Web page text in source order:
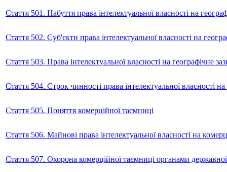
Стаття 501. Набуття права інтелектуальної власності на
Стаття 502. Суб'єкти права інтелектуальної власності на
Стаття 503. Права інтелектуальної власності на географічне
Стаття 504. Строк чинності права інтелектуальної власності
Стаття 505. Поняття комерційної таємниці
Стаття 506. Майнові права інтелектуальної власності на
Стаття 507. Охорона комерційної таємниці органами